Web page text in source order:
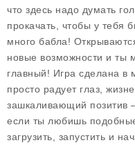
что здесь надо думать
прокачать, чтобы у тебя
много бабла!
новые возможности и ты
главный! Игра сделана в
просто радует глаз,
зашкаливающий позитив
если ты любишь
загрузить, запустить и